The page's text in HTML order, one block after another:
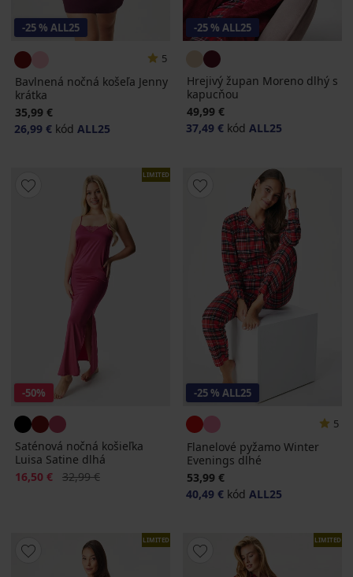
-25 % ALL25
5
Bavlnená nočná košeľa Jenny
krátka
35,99 €
26,99 € kód ALL25
-25 % ALL25
Hrejivý župan Moreno dlhý s
kapucňou
49,99 €
37,49 € kód ALL25
LIMITED
-50%
Saténová nočná košieľka
Luisa Satine dlhá
Zľava
16,50 € Pôvodná cena
32,99 €
-25 % ALL25
5
Flanelové pyžamo Winter
Evenings dlhé
53,99 €
40,49 € kód ALL25
LIMITED LIMITED